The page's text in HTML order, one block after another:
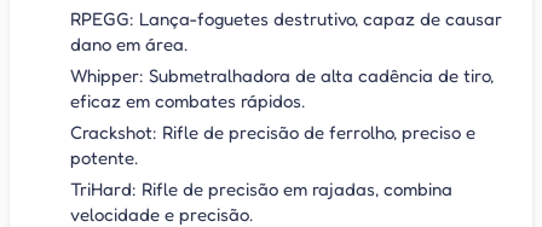
RPEGG: Lança-foguetes destrutivo, capaz de causar
dano em área.
Whipper: Submetralhadora de alta cadência de tiro,
eficaz em combates rápidos.
Crackshot: Rifle de precisão de ferrolho, preciso e
potente.
TriHard: Rifle de precisão em rajadas, combina
velocidade e precisão.